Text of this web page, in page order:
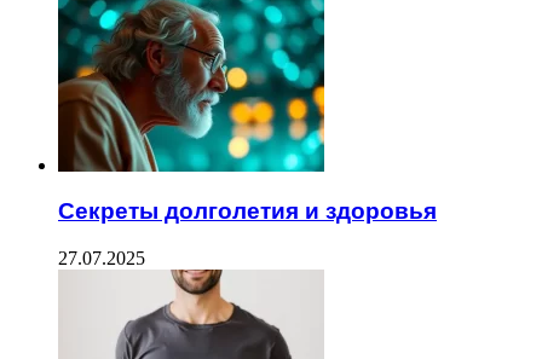
Секреты долголетия и здоровья
27.07.2025